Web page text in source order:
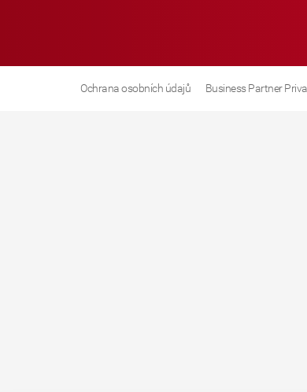
Ochrana osobních údajů Business Partner